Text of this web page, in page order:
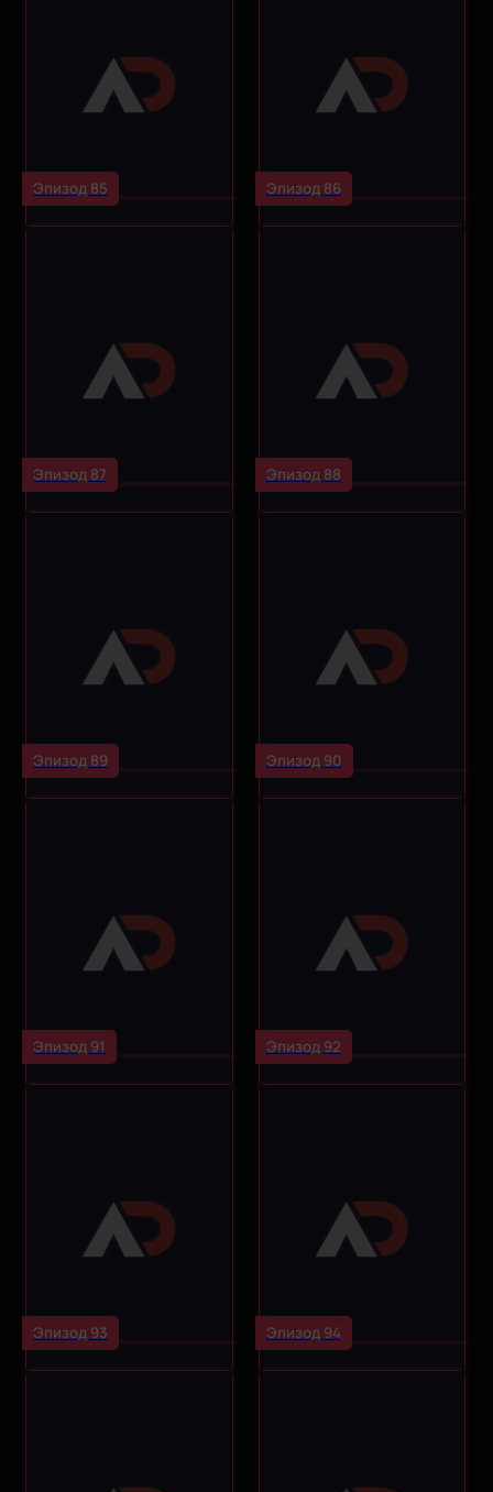
Эпизод 85 Эпизод 86
Эпизод 87 Эпизод 88
Эпизод 89 Эпизод 90
Эпизод 91 Эпизод 92
Эпизод 93 Эпизод 94